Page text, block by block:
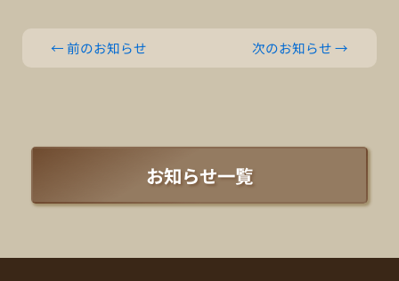
←前のお知らせ 次のお知らせ→
お知らせ一覧